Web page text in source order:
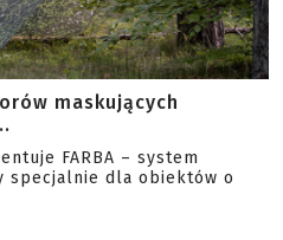
maskujących
FARBA – system
specjalnie dla obiektów o